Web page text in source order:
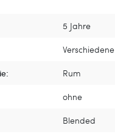
5 Jahre
Verschiedene
Rum
ohne
Blended